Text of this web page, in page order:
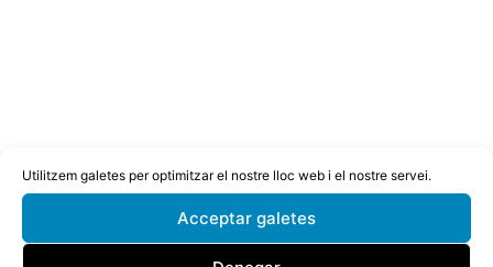
Utilitzem galetes per optimitzar el nostre lloc web i el nostre servei.
Acceptar galetes